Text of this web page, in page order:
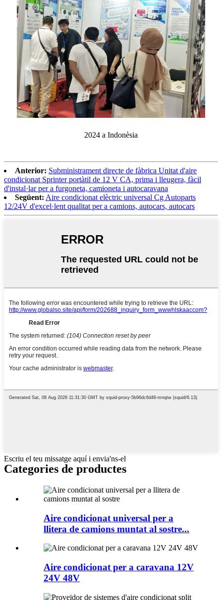
2024 a Indonèsia
Anterior: Subministrament directe de fàbrica Unitat d'aire
condicionat Sprinter portàtil de 12 V CA, prima i lleugera, fàcil
d'instal·lar per a furgoneta, camioneta i autocaravana
Següent: Aire condicionat elèctric universal Cg Autoparts
12/24V d'excel·lent qualitat per a camions, autocars, autocars
Escriu el teu missatge aquí i envia'ns-el
Categories de productes
Aire condicionat universal per a
llitera de camions muntat al sostre...
Aire condicionat per a caravana 12V
24V 48V